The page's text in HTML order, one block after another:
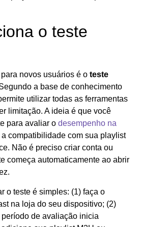
o teste
novos usuários é o teste
a base de conhecimento
utilizar todas as ferramentas
limitação. A ideia é que você
para avaliar o desempenho na
a compatibilidade com sua playlist
Não é preciso criar conta ou
começa automaticamente ao abrir
o teste é simples: (1) faça o
na loja do seu dispositivo; (2)
de avaliação inicia